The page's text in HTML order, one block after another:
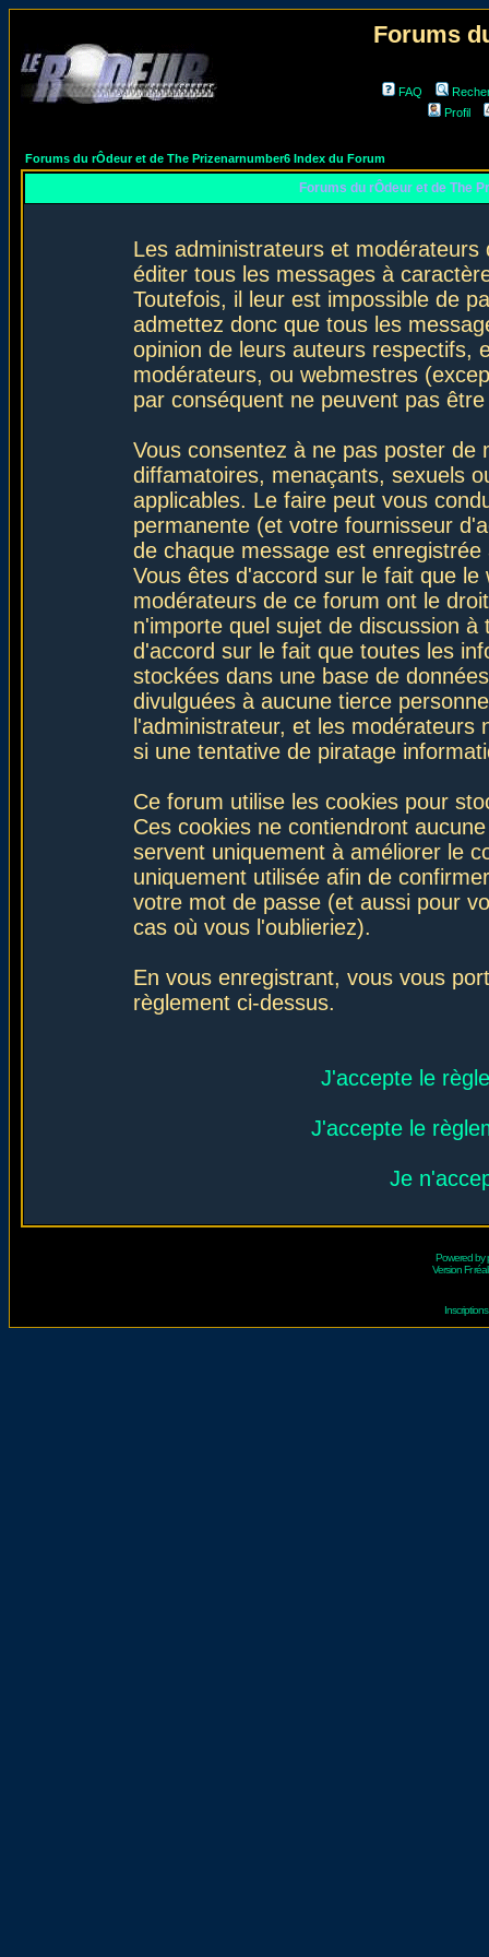
Forums
FAQ
Profil
Forums du rÔdeur et de The Prizenarnumber6 Index du Forum
Forums du rÔdeur et de The
Les administrateurs et
éditer tous les messages à
Toutefois, il leur est impossible de
admettez donc que tous les
opinion de leurs auteurs respectifs,
modérateurs, ou webmestres
par conséquent ne peuvent pas
Vous consentez à ne pas poster de
diffamatoires, menaçants, sexuels
applicables. Le faire peut vous
permanente (et votre fournisseur
de chaque message est
Vous êtes d'accord sur le fait que
modérateurs de ce forum ont le
n'importe quel sujet de discussion
d'accord sur le fait que toutes les
stockées dans une base de
divulguées à aucune tierce
l'administrateur, et les
si une tentative de piratage
Ce forum utilise les cookies pour
Ces cookies ne contiendront
servent uniquement à améliorer le
uniquement utilisée afin de
votre mot de passe (et aussi pour
cas où vous l'oublieriez).
En vous enregistrant, vous vous
règlement ci-dessus.
J'accepte le
J'accepte le
Je
Powered by
Version Fr